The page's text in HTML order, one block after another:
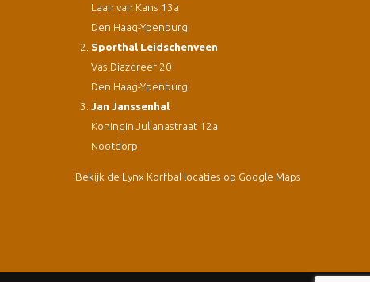
Laan van Kans 13a
Den Haag-Ypenburg
Sporthal Leidschenveen
Vas Diazdreef 20
Den Haag-Ypenburg
Jan Janssenhal
Koningin Julianastraat 12a
Nootdorp
Bekijk de Lynx Korfbal locaties op Google Maps